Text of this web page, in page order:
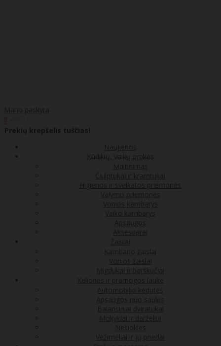
Mano paskyra
Prekių krepšelis tuščias!
Naujienos
Kūdikių, vaikų prekės
Maitinimas
Čiulptukai ir kramtukai
Higienos ir sveikatos priemonės
Valymo priemonės
Vonios kambarys
Vaiko kambarys
Apsaugos
Aksesuarai
Žaislai
Kambario žaislai
Vonios žaislai
Migdukai ir barškučiai
Kelionės ir pramogos lauke
Automobilio kėdutės
Apsaugos nuo saulės
Balansiniai dviratukai
Mokyklai ir darželiui
Nešioklės
Vežimėliai ir jų priedai